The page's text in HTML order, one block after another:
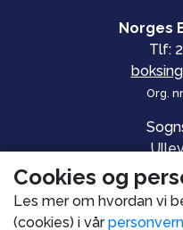
Norges
Tlf:
Org.
© Norges Bokseforbund
Personvern og
Cookies og
Les mer om hvordan vi
(cookies) i vår